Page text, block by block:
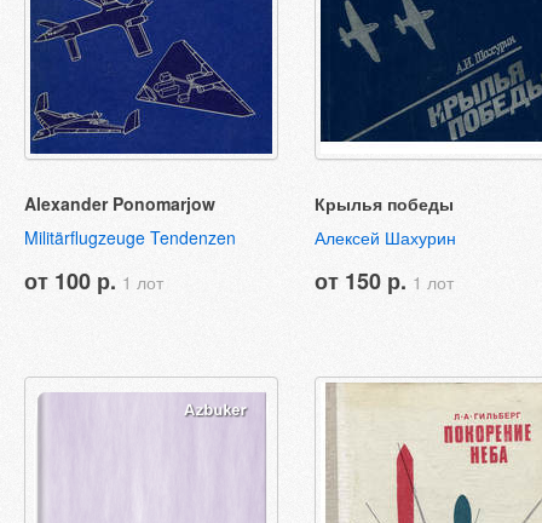
Alexander Ponomarjow
Militärflugzeuge Tendenzen
от 100 р. 1 лот
Крылья победы
Алексей Шахурин
от 150 р. 1 лот